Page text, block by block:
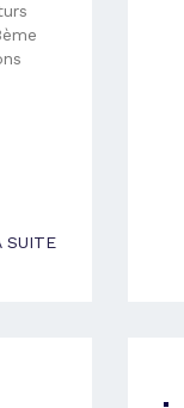
SUITE